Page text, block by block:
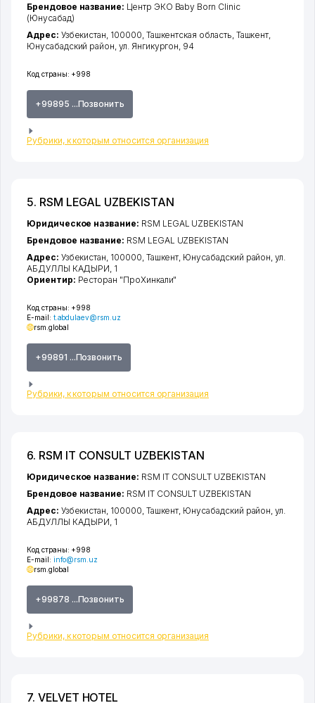
Код страны: +998
+99895 ...Позвонить
Рубрики, к которым относится организация
Брендовое название: Центр ЭКО Baby Born Clinic
(Юнусабад)
Адрес: Узбекистан, 100000, Ташкентская область Ташкент
Юнусабадский район ,ул. Янгикургон , 94
5. RSM LEGAL UZBEKISTAN
Код страны: +998
E-mail: t.abdulaev@rsm.uz
rsm.global
+99891 ...Позвонить
Рубрики, к которым относится организация
Юридическое название: RSM LEGAL UZBEKISTAN
Брендовое название: RSM LEGAL UZBEKISTAN
Адрес: Узбекистан, 100000, Ташкент Юнусабадский район ,ул.
АБДУЛЛЫ КАДЫРИ , 1
Ориентир: Ресторан "ПроХинкали"
6. RSM IT CONSULT UZBEKISTAN
Код страны: +998
E-mail: info@rsm.uz
rsm.global
+99878 ...Позвонить
Рубрики, к которым относится организация
Юридическое название: RSM IT CONSULT UZBEKISTAN
Брендовое название: RSM IT CONSULT UZBEKISTAN
Адрес: Узбекистан, 100000, Ташкент, Юнусабадский район,ул.
АБДУЛЛЫ КАДЫРИ, 1
7. VELVET HOTEL